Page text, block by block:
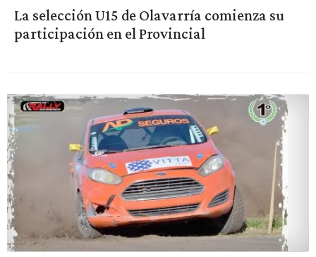
La selección U15 de Olavarría comienza su
participación en el Provincial